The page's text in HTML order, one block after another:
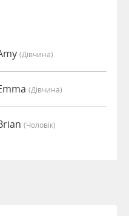
(дівчина)
(дівчина)
(чоловік)